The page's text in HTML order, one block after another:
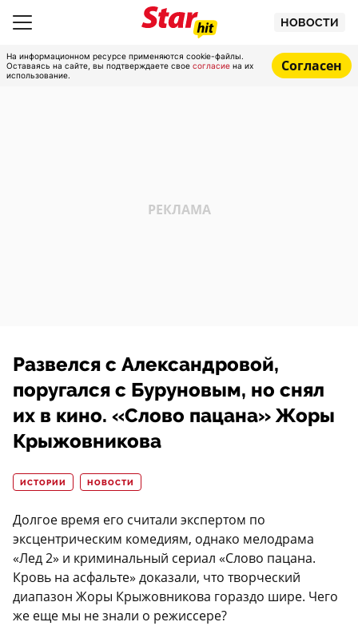
НОВОСТИ
На информационном ресурсе применяются cookie-файлы.
Оставаясь на сайте, вы подтверждаете свое согласие на их
использование.
Согласен
Развелся с Александровой,
поругался с Буруновым, но снял
их в кино. «Слово пацана» Жоры
Крыжовникова
ИСТОРИИ НОВОСТИ
Долгое время его считали экспертом по
эксцентрическим комедиям, однако мелодрама
«Лед 2» и криминальный сериал «Слово пацана.
Кровь на асфальте» доказали, что творческий
диапазон Жоры Крыжовникова гораздо шире. Чего
же еще мы не знали о режиссере?